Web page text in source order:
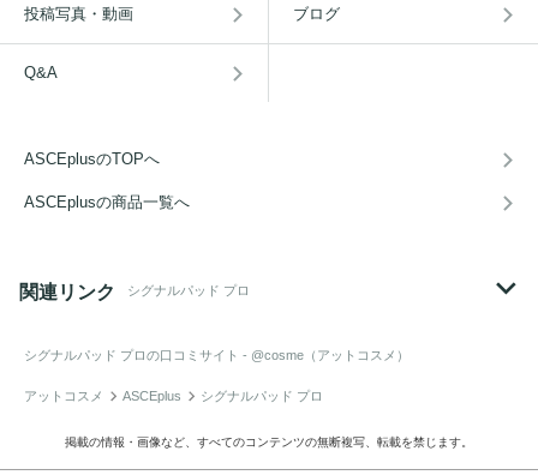
投稿写真・動画 ブログ
Q&A
ASCEplusのTOPへ
ASCEplusの商品一覧へ
関連リンク シグナルパッド プロ
シグナルパッド プロの口コミサイト - @cosme（アットコスメ）
アットコスメ ASCEplus シグナルパッド プロ
掲載の情報・画像など、すべてのコンテンツの無断複写、転載を禁じます。